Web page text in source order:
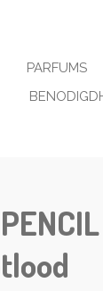
PARFUMS